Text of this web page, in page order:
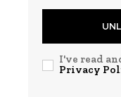
I've read
Privacy